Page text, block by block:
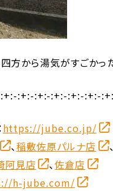
方から湯気がすごかっ
:+:-:+:-:+:-:+:-:+:-
https://jube.co.jp/
、稲敷佐原パルナ店 、
阿見店 、佐倉店
h-jube.com/